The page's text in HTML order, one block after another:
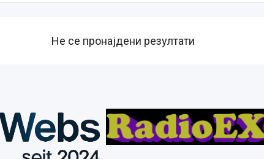
Не се пронајдени резултати